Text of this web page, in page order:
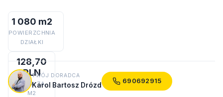
1 080 m2
POWIERZCHNIA
DZIAŁKI
128,70
PLN
CENA ZA
M2
TWÓJ DORADCA
Karol Bartosz Drózd 690692915